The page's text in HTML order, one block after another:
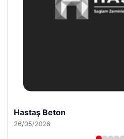
Enes Kaplan Avukatlık Bürosu
28/04/2026